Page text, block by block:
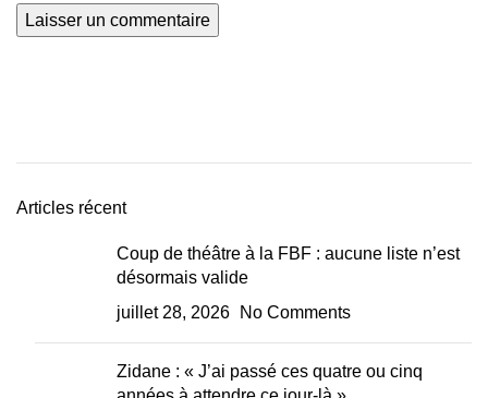
Articles récent
Coup de théâtre à la FBF : aucune liste n’est
désormais valide
juillet 28, 2026
No Comments
Zidane : « J’ai passé ces quatre ou cinq